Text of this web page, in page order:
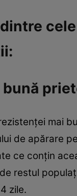
bună
mai
de apărare
ce conţin
restul
zile.